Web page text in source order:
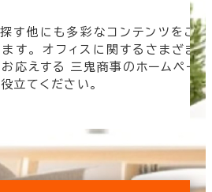
す他にも多彩なコンテンツをご
す。 オフィスに関するさまざま
応えする 三鬼商事のホームペー
立てください。